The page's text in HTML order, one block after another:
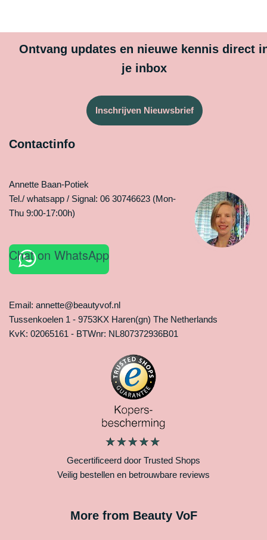
Ontvang updates en nieuwe kennis direct
je inbox
Inschrijven Nieuwsbrief
Contactinfo
Annette Baan-Potiek
Tel./ whatsapp / Signal: 06 30746623 (Mon-
Thu 9:00-17:00h)
Chat on WhatsApp
Email: annette@beautyvof.nl
Tussenkoelen 1 - 9753KX Haren(gn) The Netherlands
KvK: 02065161 - BTWnr: NL807372936B01
Gecertificeerd door Trusted Shops
Veilig bestellen en betrouwbare reviews
More from Beauty VoF